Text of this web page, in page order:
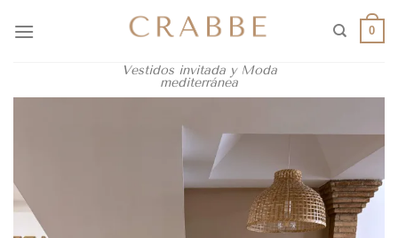
Vestidos invitada y Moda
mediterránea
0